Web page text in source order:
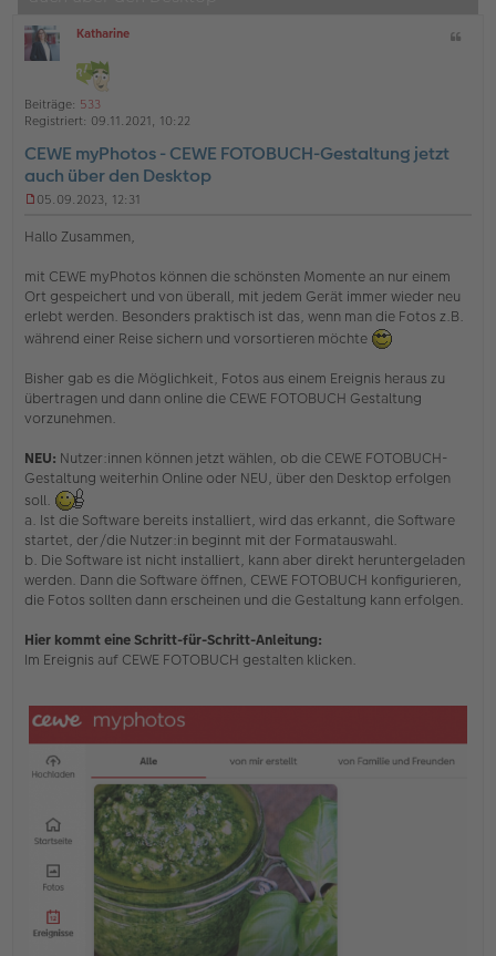
ff
n
e
Katharine
Beiträge: 533
Registriert: 09.11.2021, 10:22
CEWE myPhotos - CEWE FOTOBUCH-Gestaltung jetzt
auch über den Desktop
g
l
e
s
n
r
B
e
i
r
a
g
05.09.2023, 12:31
Hallo Zusammen,
mit CEWE myPhotos können die schönsten Momente an nur einem
Ort gespeichert und von überall, mit jedem Gerät immer wieder neu
erlebt werden. Besonders praktisch ist das, wenn man die Fotos z.B.
während einer Reise sichern und vorsortieren möchte
Bisher gab es die Möglichkeit, Fotos aus einem Ereignis heraus zu
übertragen und dann online die CEWE FOTOBUCH Gestaltung
vorzunehmen.
NEU: Nutzer:innen können jetzt wählen, ob die CEWE FOTOBUCH-
Gestaltung weiterhin Online oder NEU, über den Desktop erfolgen
soll.
a. Ist die Software bereits installiert, wird das erkannt, die Software
startet, der/die Nutzer:in beginnt mit der Formatauswahl.
b. Die Software ist nicht installiert, kann aber direkt heruntergeladen
werden. Dann die Software öffnen, CEWE FOTOBUCH konfigurieren,
die Fotos sollten dann erscheinen und die Gestaltung kann erfolgen.
Hier kommt eine Schritt-für-Schritt-Anleitung:
Im Ereignis auf CEWE FOTOBUCH gestalten klicken.